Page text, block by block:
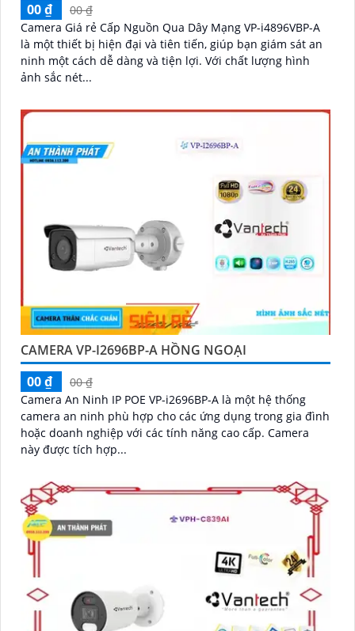
00 ₫
00 ₫
Camera Giá rẻ Cấp Nguồn Qua Dây Mạng VP-i4896VBP-A
là một thiết bị hiện đại và tiên tiến, giúp bạn giám sát an
ninh một cách dễ dàng và tiện lợi. Với chất lượng hình
ảnh sắc nét...
CAMERA VP-I2696BP-A HỒNG NGOẠI
00 ₫
00 ₫
Camera An Ninh IP POE VP-i2696BP-A là một hệ thống
camera an ninh phù hợp cho các ứng dụng trong gia đình
hoặc doanh nghiệp với các tính năng cao cấp. Camera
này được tích hợp...